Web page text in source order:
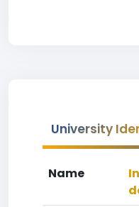
University
Name